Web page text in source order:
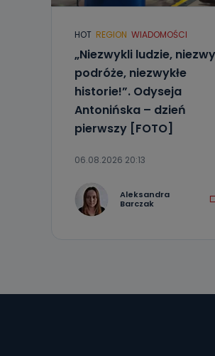
HOT REGION WIADOMOŚCI
„Niezwykli ludzie,
podróże, niezwykłe
historie!”. Odyseja
Antonińska – dzień
pierwszy [FOTO]
06.08.2026 20:13
Aleksandra
Barczak